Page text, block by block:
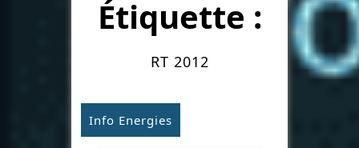
Étiquette :
RT 2012
Info Energies